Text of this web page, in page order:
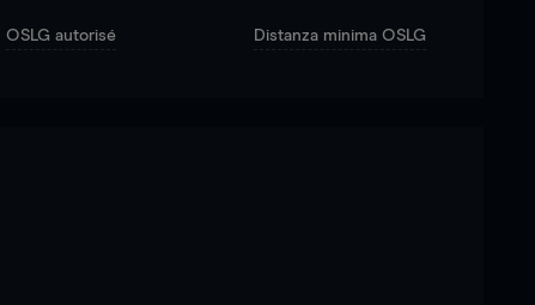
OSLG autorisé Distanza minima OSLG